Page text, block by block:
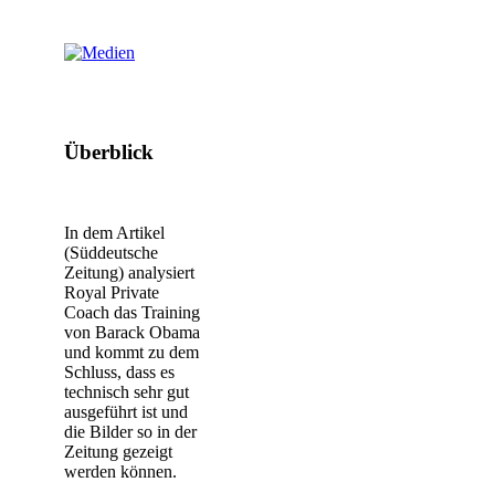
Überblick
In dem Artikel
(Süddeutsche
Zeitung) analysiert
Royal Private
Coach das Training
von Barack Obama
und kommt zu dem
Schluss, dass es
technisch sehr gut
ausgeführt ist und
die Bilder so in der
Zeitung gezeigt
werden können.